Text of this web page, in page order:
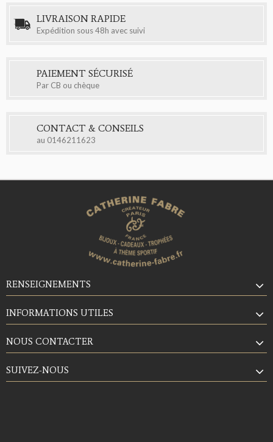
LIVRAISON RAPIDE
Expédition sous 48h avec suivi
PAIEMENT SÉCURISÉ
Par CB ou chèque
CONTACT & CONSEILS
au 0146211623
RENSEIGNEMENTS
INFORMATIONS UTILES
NOUS CONTACTER
SUIVEZ-NOUS